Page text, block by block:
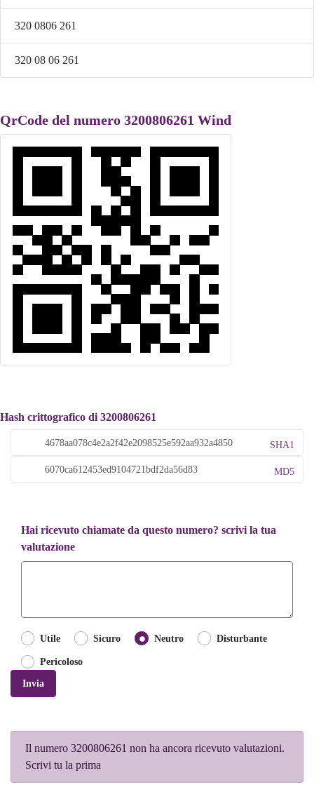
320 0806 261
320 08 06 261
QrCode del numero 3200806261 Wind
Hash crittografico di 3200806261
SHA1
MD5
Hai ricevuto chiamate da questo numero? scrivi la tua
valutazione
Utile Sicuro Neutro Disturbante
Pericoloso
Invia
Il numero 3200806261 non ha ancora ricevuto valutazioni.
Scrivi tu la prima